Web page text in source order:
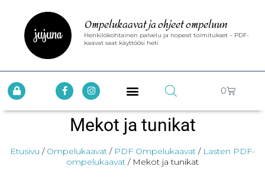
Ompelukaavat ja ohjeet ompeluun
Henkilökohtainen palvelu ja nopeat toimitukset – PDF-
kaavat saat käyttöösi heti
0
Mekot ja tunikat
Etusivu / Ompelukaavat / PDF Ompelukaavat / Lasten PDF-
ompelukaavat / Mekot ja tunikat